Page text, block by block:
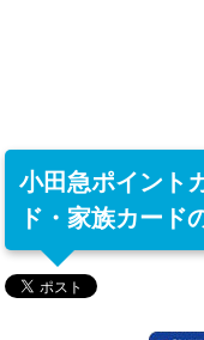
小田急ポイント
ド・家族カード